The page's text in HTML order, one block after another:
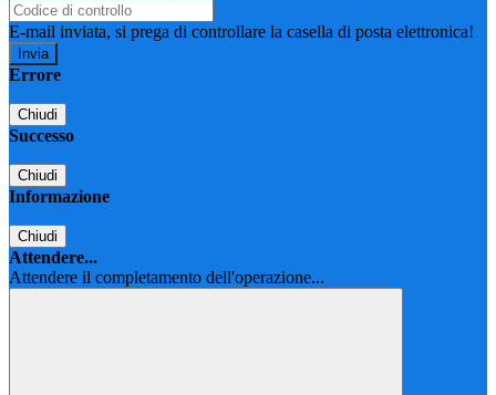
E-mail inviata, si prega di controllare la casella di posta elettronica!
Errore
Chiudi
Successo
Chiudi
Informazione
Chiudi
Attendere...
Attendere il completamento dell'operazione...